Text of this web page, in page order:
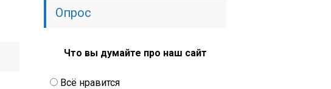
Опрос
Что вы думайте про наш сайт
Всё нравится